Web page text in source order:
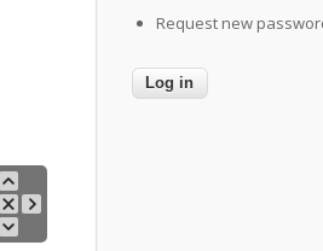
Request new